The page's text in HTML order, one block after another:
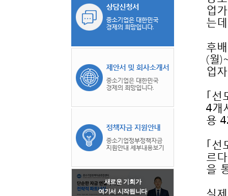
새로운 기회가
여기서 시작됩니다
는
업
용
을